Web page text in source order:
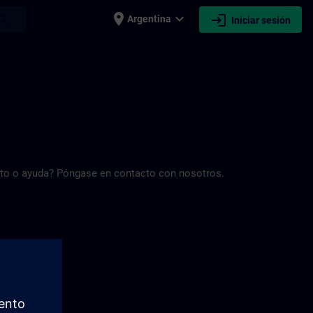
place Argentina expand_more login Iniciar sesión
o ayuda? Póngase en contacto con nosotros.